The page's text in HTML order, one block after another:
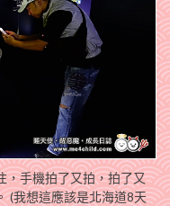
，手機拍了又拍，拍了又
(我想這應該是北海道8天